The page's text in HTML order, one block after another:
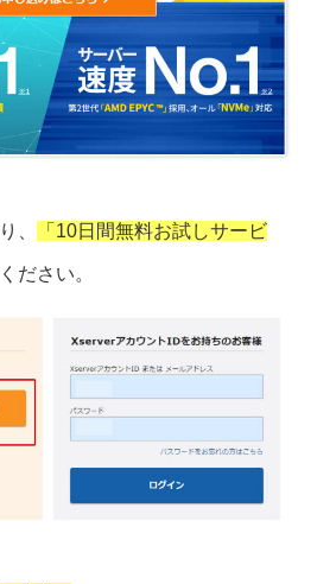
、 「10日間無料お試しサービ
ださい。